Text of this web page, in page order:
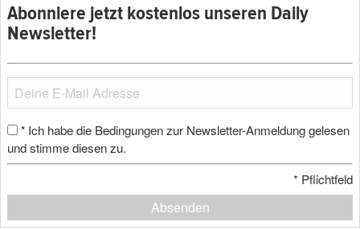
Abonniere jetzt kostenlos unseren Daily
Newsletter!
* Ich habe die Bedingungen zur Newsletter-Anmeldung gelesen
und stimme diesen zu.
* Pflichtfeld
Absenden